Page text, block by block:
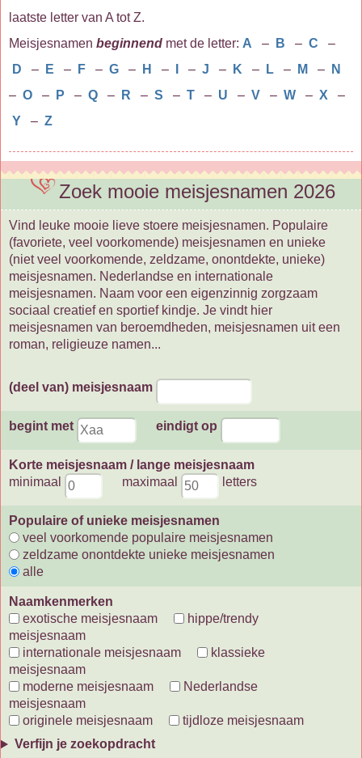
laatste letter van A tot Z.
Meisjesnamen beginnend met de letter: A – B – C
–
D
– E – F – G – H – – J – K – L – M –
N
– O – P – Q – R – S – T – U – V – W – X
–
Y
– Z
Zoek mooie meisjesnamen 2026
Vind leuke mooie lieve stoere meisjesnamen. Populaire
(favoriete, veel voorkomende) meisjesnamen en unieke
(niet veel voorkomende, zeldzame, onontdekte, unieke)
meisjesnamen. Nederlandse en internationale
meisjesnamen. Naam voor een eigenzinnig zorgzaam
sociaal creatief en sportief kindje. Je vindt hier
meisjesnamen van beroemdheden, meisjesnamen uit een
roman, religieuze namen...
(deel van) meisjesnaam
begint met eindigt op
Korte meisjesnaam / lange meisjesnaam
minimaal
maximaal letters
Populaire of unieke meisjesnamen
veel voorkomende populaire meisjesnamen
zeldzame onontdekte unieke meisjesnamen
alle
Naamkenmerken
exotische meisjesnaam
hippe/trendy
meisjesnaam
internationale meisjesnaam
klassieke
meisjesnaam
moderne meisjesnaam
Nederlandse
meisjesnaam
originele meisjesnaam
tijdloze meisjesnaam
Verfijn je zoekopdracht